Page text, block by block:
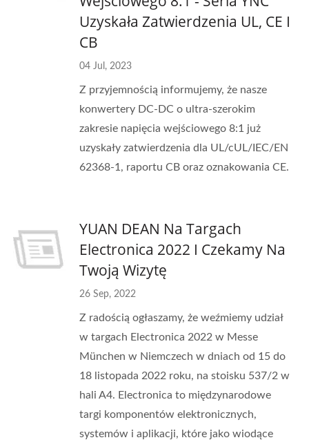
Uzyskała Zatwierdzenia UL, CE I
CB
04 Jul, 2023
Z przyjemnością informujemy, że nasze
konwertery DC-DC o ultra-szerokim
zakresie napięcia wejściowego 8:1 już
uzyskały zatwierdzenia dla UL/cUL/IEC/EN
62368-1, raportu CB oraz oznakowania CE.
YUAN DEAN Na Targach
Electronica 2022 I Czekamy Na
Twoją Wizytę
26 Sep, 2022
Z radością ogłaszamy, że weźmiemy udział
w targach Electronica 2022 w Messe
München w Niemczech w dniach od 15 do
18 listopada 2022 roku, na stoisku 537/2 w
hali A4. Electronica to międzynarodowe
targi komponentów elektronicznych,
systemów i aplikacji, które jako wiodące